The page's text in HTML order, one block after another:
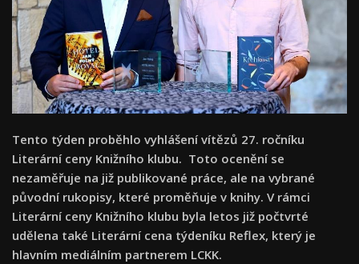
Tento týden proběhlo vyhlášení vítězů 27. ročníku
Literární ceny Knižního klubu. Toto ocenění se
nezaměřuje na již publikované práce, ale na vybrané
původní rukopisy, které proměňuje v knihy. V rámci
Literární ceny Knižního klubu byla letos již počtvrté
udělena také Literární cena týdeníku Reflex, který je
hlavním mediálním partnerem LCKK.